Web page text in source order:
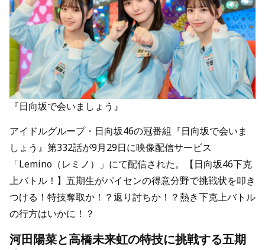
『日向坂で会いましょう』
アイドルグループ・日向坂46の冠番組『日向坂で会いま
しょう』第332話が9月29日に映像配信サービス
「Lemino（レミノ）」にて配信された。【日向坂46下克
上バトル！】五期生がパイセンの得意分野で挑戦状を叩き
つける！特技奪取か！？返り討ちか！？熱き下克上バトル
の行方はいかに！？
河田陽菜と高橋未来虹の特技に挑戦する五期